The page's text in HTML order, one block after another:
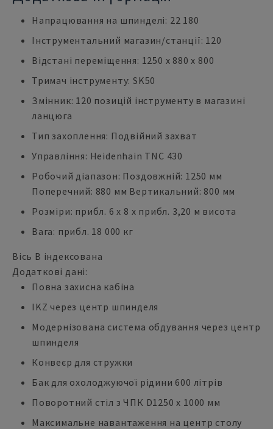
Напрацювання на шпинделі: 22 180
Інструментальний магазин/станції: 120
Відстані переміщення: 1250 x 880 x 800
Тримач інструменту: SK50
Змінник: 120 позицій інструменту в магазині
ланцюга
Тип захоплення: Подвійний захват
Управління: Heidenhain TNC 430
Робочий діапазон: Поздовжній: 1250 мм
Поперечний: 880 мм Вертикальний: 800 мм
Розміри: прибл. 6 x 8 x прибл. 3,20 м висота
Вага: прибл. 18 000 кг
Вісь B індексована
Додаткові дані:
Повна захисна кабіна
IKZ через центр шпинделя
Модернізована система обдування через центр
шпинделя
Конвеєр для стружки
Бак для охолоджуючої рідини 600 літрів
Поворотний стіл з ЧПК D1250 x 1000 мм
Максимальне навантаження на центр столу